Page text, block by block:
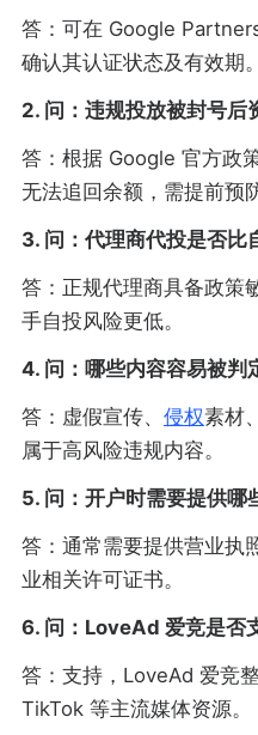
答：可在 Google
确认其认证状态及有效期。
2. 问：违规投放被封号后
答：根据 Google 官方政
无法追回余额，需提前预
3. 问：代理商代投是否比
答：正规代理商具备政策
手自投风险更低。
4. 问：哪些内容容易被判
答：虚假宣传、 侵权素材
属于高风险违规内容。
5. 问：开户时需要提供哪
答：通常需要提供营业执
业相关许可证书。
6. 问：LoveAd 爱竞是否
答：支持，LoveAd 爱竞
TikTok 等主流媒体资源。